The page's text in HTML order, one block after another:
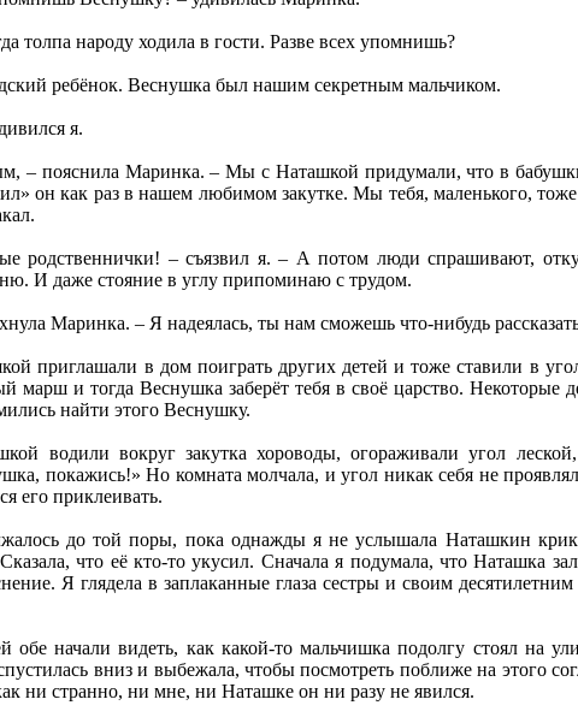
толпа народу ходила в гости. Разве всех упомнишь?
ребёнок. Веснушка был нашим секретным мальчиком.
я.
– пояснила Маринка. – Мы с Наташкой придумали, что в
он как раз в нашем любимом закутке. Мы тебя, маленького, тоже
– съязвил я. – А потом люди спрашивают,
И даже стояние в углу припоминаю с трудом.
Маринка. – Я надеялась, ты нам сможешь что-нибудь
приглашали в дом поиграть других детей и тоже ставили в
марш и тогда Веснушка заберёт тебя в своё царство. Некоторые
найти этого Веснушку.
водили вокруг закутка хороводы, огораживали угол
покажись!» Но комната молчала, и угол никак себя не
его приклеивать.
до той поры, пока однажды я не услышала Наташкин
что её кто-то укусил. Сначала я подумала, что Наташка
Я глядела в заплаканные глаза сестры и своим
начали видеть, как какой-то мальчишка подолгу стоял на
вниз и выбежала, чтобы посмотреть поближе на этого
ни странно, ни мне, ни Наташке он ни разу не явился.